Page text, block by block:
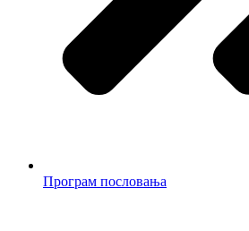
Програм пословања